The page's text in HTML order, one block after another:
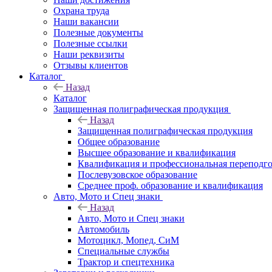
Охрана труда
Наши вакансии
Полезные документы
Полезные ссылки
Наши реквизиты
Отзывы клиентов
Каталог
Назад
Каталог
Защищенная полиграфическая продукция
Назад
Защищенная полиграфическая продукция
Общее образование
Высшее образование и квалификация
Квалификация и профессиональная
Послевузовское образование
Среднее проф. образование и квалификация
Авто, Мото и Спец знаки
Назад
Авто, Мото и Спец знаки
Автомобиль
Мотоцикл, Мопед, СиМ
Специальные службы
Трактор и спецтехника